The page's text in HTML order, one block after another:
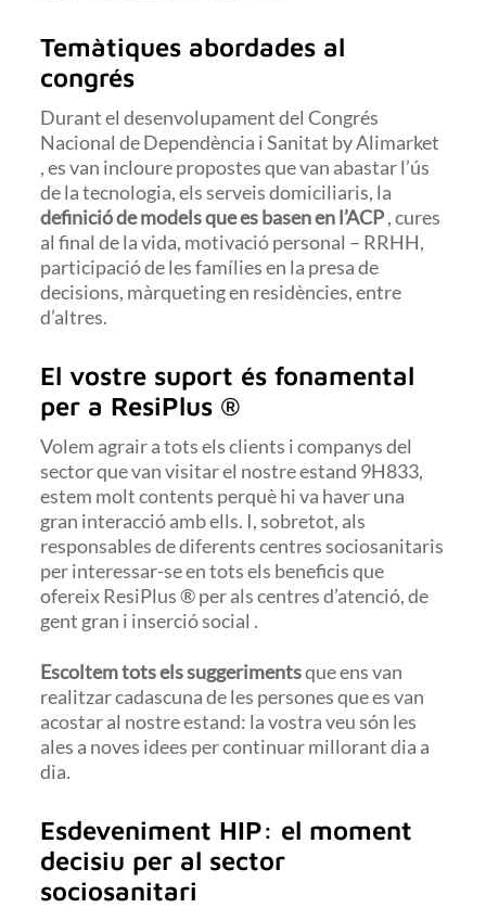
Temàtiques abordades al
congrés
Durant el desenvolupament del Congrés
Nacional de Dependència i Sanitat by Alimarket
, es van incloure propostes que van abastar l’ús
de la tecnologia, els serveis domiciliaris, la
definició de models que es basen en l’ACP, cures
al final de la vida, motivació personal – RRHH,
participació de les famílies en la presa de
decisions, màrqueting en residències, entre
d’altres.
El vostre suport és fonamental
per a ResiPlus ®
Volem agrair a tots els clients i companys del
sector que van visitar el nostre estand 9H833,
estem molt contents perquè hi va haver una
gran interacció amb ells. I, sobretot, als
responsables de diferents centres sociosanitaris
per interessar-se en tots els beneficis que
ofereix ResiPlus ® per als centres d’atenció, de
gent gran i inserció social .
Escoltem tots els suggerimentsque ens van
realitzar cadascuna de les persones que es van
acostar al nostre estand: la vostra veu són les
ales a noves idees per continuar millorant dia a
dia.
Esdeveniment HIP: el moment
decisiu per al sector
sociosanitari